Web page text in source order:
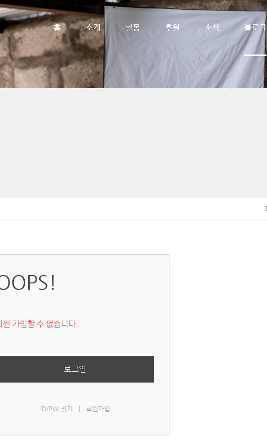
홈 소개 활동 후원 소식 블로그
원 가입할 수 없습니다.
로그인
ID/PW 찾기 회원가입